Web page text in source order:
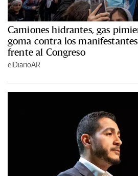
Camiones hidrantes, gas
goma contra los
frente al Congreso
elDiarioAR